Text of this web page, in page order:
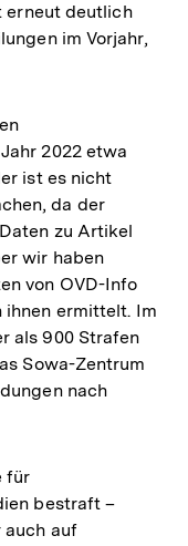
erneut deutlich
im Vorjahr,
2022 etwa
ist es nicht
da der
zu Artikel
wir haben
von OVD-Info
ihnen ermittelt. Im
als 900 Strafen
Sowa-Zentrum
nach
für
bestraft –
auch auf